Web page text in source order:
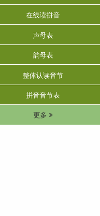
在线读拼音
声母表
韵母表
整体认读音节
拼音音节表
更多 